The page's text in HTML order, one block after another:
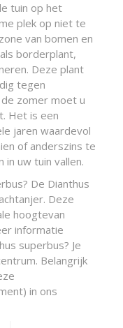
tuin op het
plek op niet te
van bomen en
borderplant,
Deze plant
tegen
zomer moet u
Het is een
jaren waardevol
of anderszins te
uw tuin vallen.
De Dianthus
Deze
hoogtevan
informatie
superbus? Je
Belangrijk
in ons